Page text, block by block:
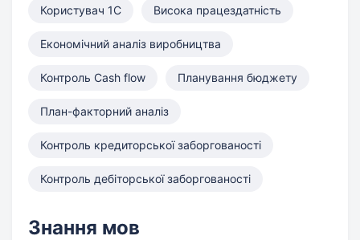
Користувач 1С Висока працездатність
Економічний аналіз виробництва
Контроль Cash flow Планування бюджету
План-факторний аналіз
Контроль кредиторської заборгованості
Контроль дебіторської заборгованості
Знання мов